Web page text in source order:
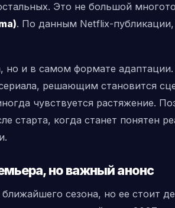
Это не большой
. По данным Netflix-публикации,
но и в самом формате
решающим становится
чувствуется растяжение.
старта, когда станет понятен
но важный анонс
сезона, но ее стоит